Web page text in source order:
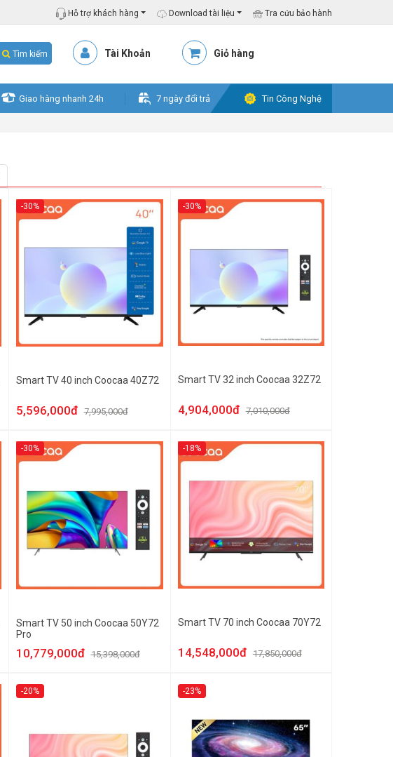
Hỗ trợ khách hàng Download tài liệu Tra cứu bảo hành
Tìm kiếm Tài Khoản Giỏ hàng
Giao hàng nhanh 24h 7 ngày đổi trả Tin Công Nghệ
-30%
Smart TV 40 inch Coocaa 40Z72
5,596,000đ 7,995,000đ
-30%
Smart TV 32 inch Coocaa 32Z72
4,904,000đ 7,010,000đ
-30%
Smart TV 50 inch Coocaa 50Y72
Pro
10,779,000đ 15,398,000đ
-18%
Smart TV 70 inch Coocaa 70Y72
14,548,000đ 17,850,000đ
-20% -23%